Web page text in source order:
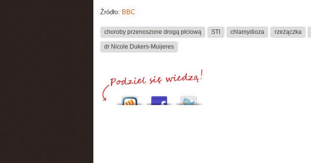
Źródło: BBC
choroby przenoszone drogą płciową STI chlamydioza rzeżączka
dr Nicole Dukers-Muijeres